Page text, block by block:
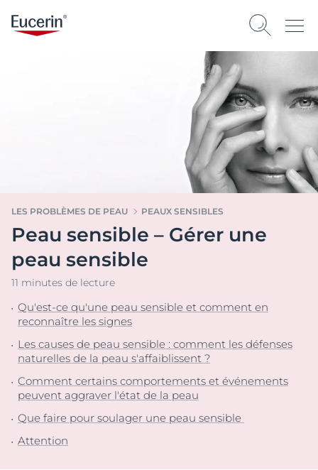
LES PROBLÈMES DE PEAU PEAUX SENSIBLES
Peau sensible – Gérer une
peau sensible
11 minutes de lecture
Qu'est-ce qu'une peau sensible et comment en
reconnaître les signes
Les causes de peau sensible : comment les défenses
naturelles de la peau s'affaiblissent ?
Comment certains comportements et événements
peuvent aggraver l'état de la peau
Que faire pour soulager une peau sensible
Attention